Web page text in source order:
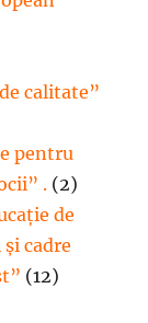
calitate”
pentru
. (2)
de
cadre
(12)